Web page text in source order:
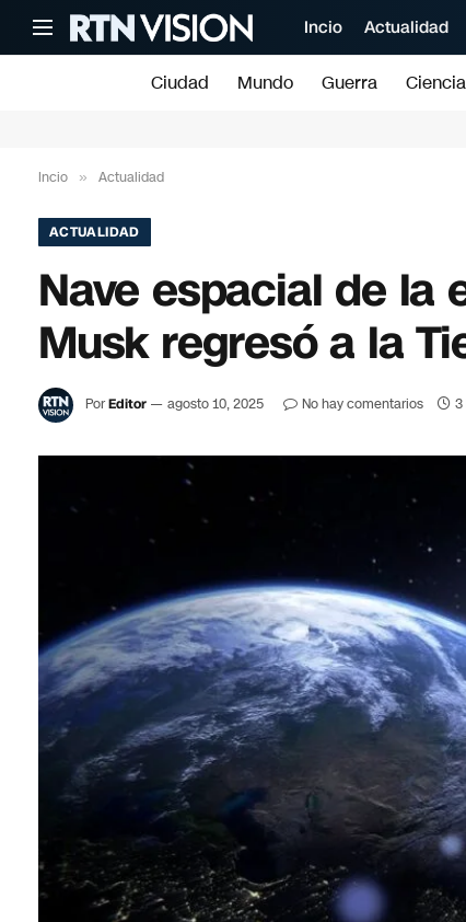
Incio Actualidad
Ciudad Mundo Guerra
Incio » Actualidad
ACTUALIDAD
Nave espacial de la
Musk regresó a la
PorEditor agosto 10, 2025 No hay comentarios 3